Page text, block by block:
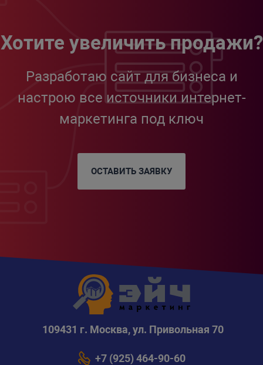
Хотите увеличить продажи?
Разработаю сайт для бизнеса и
настрою все источники интернет-
маркетинга под ключ
ОСТАВИТЬ ЗАЯВКУ
109431 г. Москва, ул. Привольная 70
+7 (925) 464-90-60